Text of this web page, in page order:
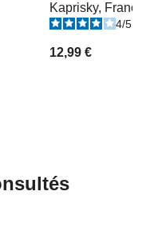
Kaprisky, Francis
4/5
12,99 €